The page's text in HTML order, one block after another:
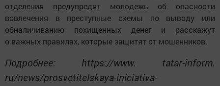
отделения предупредят молодежь об опасности
вовлечения в преступные схемы по выводу или
обналичиванию похищенных денег и расскажут
о важных правилах, которые защитят от мошенников.
Подробнее: https://www. tatar-inform.
ru/news/prosvetitelskaya-iniciativa-